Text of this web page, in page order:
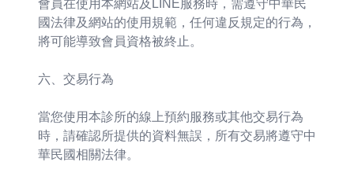
會員在使用本網站及LINE服務時，需遵守中華民
國法律及網站的使用規範，任何違反規定的行為，
將可能導致會員資格被終止。
六、交易行為
當您使用本診所的線上預約服務或其他交易行為
時，請確認所提供的資料無誤，所有交易將遵守中
華民國相關法律。